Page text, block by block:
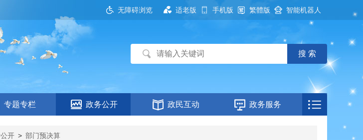
无障碍浏览 适老版 手机版 繁體版 智能机器人
专题专栏 政务公开 政民互动 政务服务
开 > 部门预决算